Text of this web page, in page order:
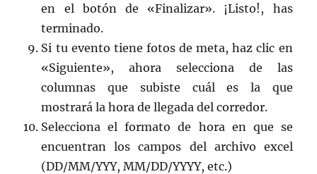
en el botón de «Finalizar». ¡Listo!, has
terminado.
Si tu evento tiene fotos de meta, haz clic en
«Siguiente», ahora selecciona de las
columnas que subiste cuál es la que
mostrará la hora de llegada del corredor.
Selecciona el formato de hora en que se
encuentran los campos del archivo excel
(DD/MM/YYY, MM/DD/YYYY, etc.)